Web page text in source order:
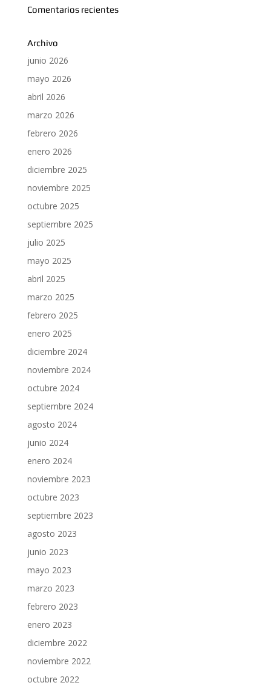
Comentarios recientes
Archivo
junio 2026
mayo 2026
abril 2026
marzo 2026
febrero 2026
enero 2026
diciembre 2025
noviembre 2025
octubre 2025
septiembre 2025
julio 2025
mayo 2025
abril 2025
marzo 2025
febrero 2025
enero 2025
diciembre 2024
noviembre 2024
octubre 2024
septiembre 2024
agosto 2024
junio 2024
enero 2024
noviembre 2023
octubre 2023
septiembre 2023
agosto 2023
junio 2023
mayo 2023
marzo 2023
febrero 2023
enero 2023
diciembre 2022
noviembre 2022
octubre 2022